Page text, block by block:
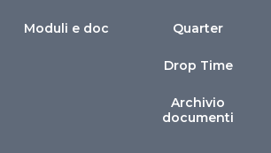
Moduli e doc Quarter
Drop Time
Archivio
documenti